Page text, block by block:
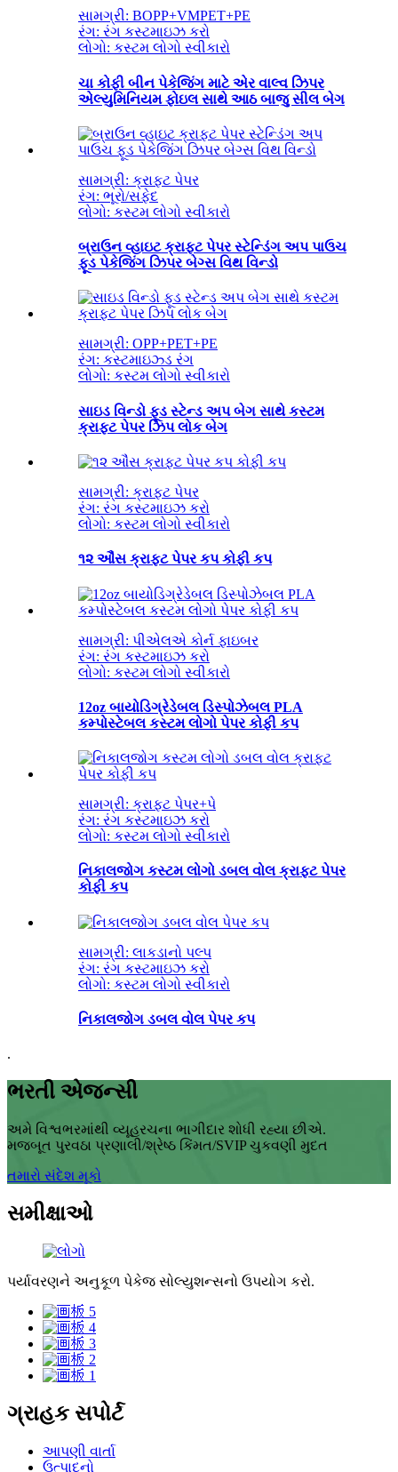
સામગ્રી: BOPP+VMPET+PE
રંગ: રંગ કસ્ટમાઇઝ કરો
લોગો: કસ્ટમ લોગો સ્વીકારો
ચા કોફી બીન પેકેજિંગ માટે એર વાલ્વ ઝિપર
એલ્યુમિનિયમ ફોઇલ સાથે આઠ બાજુ સીલ બેગ
સામગ્રી: ક્રાફ્ટ પેપર
રંગ: ભૂરો/સફેદ
લોગો: કસ્ટમ લોગો સ્વીકારો
બ્રાઉન વ્હાઇટ ક્રાફ્ટ પેપર સ્ટેન્ડિંગ અપ પાઉચ
ફૂડ પેકેજિંગ ઝિપર બેગ્સ વિથ વિન્ડો
સામગ્રી: OPP+PET+PE
રંગ: કસ્ટમાઇઝ્ડ રંગ
લોગો: કસ્ટમ લોગો સ્વીકારો
સાઇડ વિન્ડો ફૂડ સ્ટેન્ડ અપ બેગ સાથે કસ્ટમ
ક્રાફ્ટ પેપર ઝિપ લોક બેગ
સામગ્રી: ક્રાફ્ટ પેપર
રંગ: રંગ કસ્ટમાઇઝ કરો
લોગો: કસ્ટમ લોગો સ્વીકારો
૧૨ ઔંસ ક્રાફ્ટ પેપર કપ કોફી કપ
સામગ્રી: પીએલએ કોર્ન ફાઇબર
રંગ: રંગ કસ્ટમાઇઝ કરો
લોગો: કસ્ટમ લોગો સ્વીકારો
12oz બાયોડિગ્રેડેબલ ડિસ્પોઝેબલ PLA
કમ્પોસ્ટેબલ કસ્ટમ લોગો પેપર કોફી કપ
સામગ્રી: ક્રાફ્ટ પેપર+પે
રંગ: રંગ કસ્ટમાઇઝ કરો
લોગો: કસ્ટમ લોગો સ્વીકારો
નિકાલજોગ કસ્ટમ લોગો ડબલ વોલ ક્રાફ્ટ પેપર
કોફી કપ
સામગ્રી: લાકડાનો પલ્પ
રંગ: રંગ કસ્ટમાઇઝ કરો
લોગો: કસ્ટમ લોગો સ્વીકારો
નિકાલજોગ ડબલ વોલ પેપર કપ
.
ભરતી એજન્સી
અમે વિશ્વભરમાંથી વ્યૂહરચના ભાગીદાર શોધી રહ્યા છીએ.
મજબૂત પુરવઠા પ્રણાલી/શ્રેષ્ઠ કિંમત/SVIP ચુકવણી મુદત
તમારો સંદેશ મૂકો
સમીક્ષાઓ
પર્યાવરણને અનુકૂળ પેકેજ સોલ્યુશન્સનો ઉપયોગ કરો.
ગ્રાહક સપોર્ટ
આપણી વાર્તા
ઉત્પાદનો